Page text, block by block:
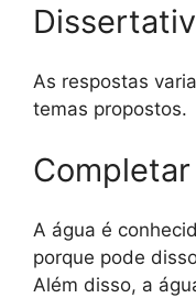
As respostas
temas propostos.
A água é
porque pode
Além disso, a